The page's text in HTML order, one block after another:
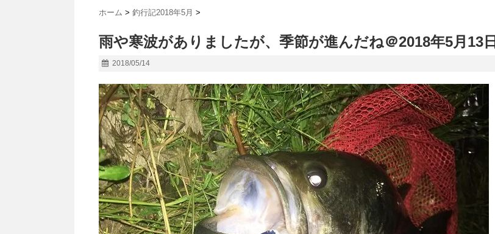
ホーム > 釣行記2018年5月 >
雨や寒波がありましたが、季節が進んだね＠2018年5月13日
2018/05/14